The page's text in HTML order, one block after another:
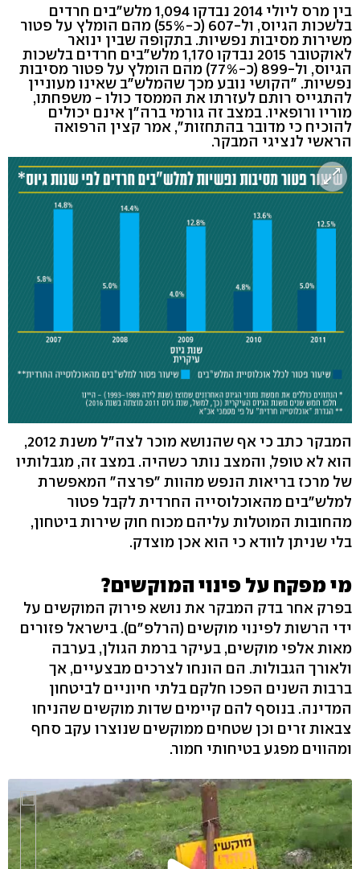
בין מרס ליולי 2014 נבדקו 1,094 מלש"בים חרדים
בלשכות הגיוס, ול-607 (כ-55%) מהם הומלץ על פטור
משירות מסיבות נפשיות. בתקופה שבין ינואר
לאוקטובר 2015 נבדקו 1,170 מלש"בים חרדים בלשכות
הגיוס, ול-899 (כ-77%) מהם הומלץ על פטור מסיבות
נפשיות. "הקושי נובע מכך שהמלש"ב שאינו מעוניין
להתגייס רותם לעזרתו את הממסד כולו - משפחתו,
מוריו ורופאיו. במצב זה גורמי ברה"ן אינם יכולים
להוכיח כי מדובר בהתחזות", אמר קצין הרפואה
הראשי לנציגי המבקר.
המבקר כתב כי אף שהנושא מוכר לצה"ל משנת 2012,
הוא לא טופל, והמצב נותר כשהיה. במצב זה, מגבלותיו
של מרכז בריאות הנפש מהוות "פרצה" המאפשרת
למלש"בים מהאוכלוסייה החרדית לקבל פטור
מהחובות המוטלות עליהם מכוח חוק שירות ביטחון,
בלי שניתן לוודא כי הוא אכן מוצדק.
מי מפקח על פינוי המוקשים?
בפרק אחר בדק המבקר את נושא פירוק המוקשים על
ידי הרשות לפינוי מוקשים (הרלפ"ם). בישראל פזורים
מאות אלפי מוקשים, בעיקר ברמת הגולן, בערבה
ולאורך הגבולות. הם הונחו לצרכים מבצעיים, אך
ברבות השנים הפכו חלקם בלתי חיוניים לביטחון
המדינה. בנוסף להם קיימים שדות מוקשים שהניחו
צבאות זרים וכן שטחים ממוקשים שנוצרו עקב סחף
ומהווים מפגע בטיחותי חמור.